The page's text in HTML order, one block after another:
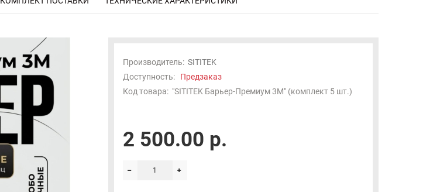
Производитель: SITITEK
Доступность: Предзаказ
Код товара: "SITITEK Барьер-Премиум 3М" (комплект 5 шт.)
2 500.00 р.